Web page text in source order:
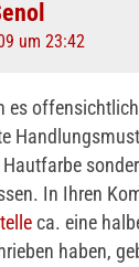
um 23:42
es
In Ihren
ca. eine
haben,